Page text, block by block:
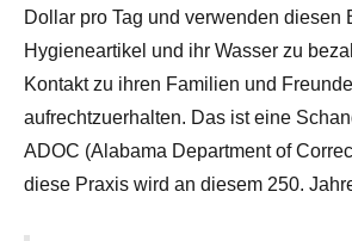
Dollar pro Tag und verwenden diesen
Hygieneartikel und ihr Wasser zu
Kontakt zu ihren Familien und
aufrechtzuerhalten. Das ist eine
ADOC (Alabama Department of
diese Praxis wird an diesem 250.